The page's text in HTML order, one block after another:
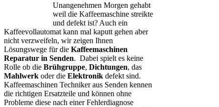
Unangenehmen Morgen gehabt
weil die Kaffeemaschine streikte
und defekt ist? Auch ein
Kaffeevollautomat kann mal kaputt gehen aber
nicht verzweifeln, wir zeigen Ihnen
Lösungswege für die Kaffeemaschinen
Reparatur in Senden. Dabei spielt es keine
Rolle ob die Brühgruppe, Dichtungen, das
Mahlwerk oder die Elektronik defekt sind.
Kaffeemaschinen Techniker aus Senden kennen
die richtigen Ersatzteile und können ohne
Probleme diese nach einer Fehlerdiagnose